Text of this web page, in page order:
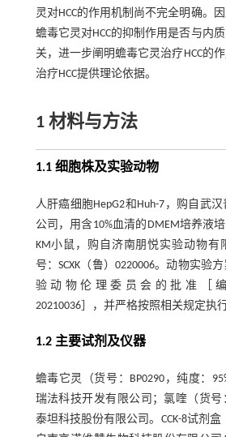
灵对HCC的作用机制尚不完全明确。
蟾毒它灵对HCC的抑制作用是否与内
关，进一步阐明蟾毒它灵治疗HCC的
治疗HCC提供理论依据。
1 材料与方法
1.1 细胞株及实验动物
人肝癌细胞HepG2和Huh-7，购自武
公司，用含10%血清的DMEM培养液
KM小鼠，购自济南朋悦实验动物有
号：SCXK（鲁）0220006。动物实验
验动物伦理委员会的批准［编
20210036］，并严格按照相关规定执行
1.2 主要试剂及仪器
蟾毒它灵（货号：BP0290，纯度：
瑞法科技开发有限公司；氯喹（货号
泰坦科技股份有限公司。CCK-8试剂盒